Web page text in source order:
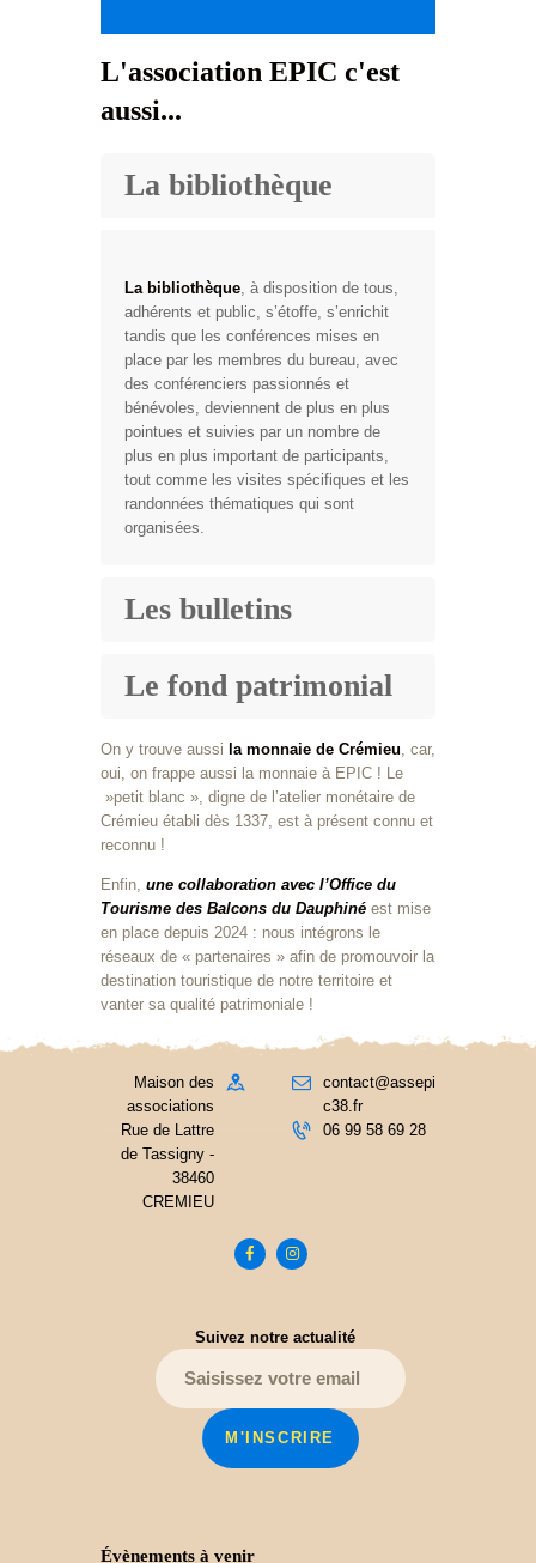
L'association EPIC c'est
aussi...
La bibliothèque
La bibliothèque, à disposition de tous,
adhérents et public, s’étoffe, s’enrichit
tandis que les conférences mises en
place par les membres du bureau, avec
des conférenciers passionnés et
bénévoles, deviennent de plus en plus
pointues et suivies par un nombre de
plus en plus important de participants,
tout comme les visites spécifiques et les
randonnées thématiques qui sont
organisées.
Les bulletins
Le fond patrimonial
On y trouve aussi la monnaie de Crémieu, car,
oui, on frappe aussi la monnaie à EPIC ! Le
»petit blanc », digne de l’atelier monétaire de
Crémieu établi dès 1337, est à présent connu et
reconnu !
Enfin, une collaboration avec l’Office du
Tourisme des Balcons du Dauphiné est mise
en place depuis 2024 : nous intégrons le
réseaux de « partenaires » afin de promouvoir la
destination touristique de notre territoire et
vanter sa qualité patrimoniale !
Maison des
associations
Rue de Lattre
de Tassigny -
38460
CREMIEU
contact@assepi
c38.fr
06 99 58 69 28
Suivez notre actualité
Évènements à venir